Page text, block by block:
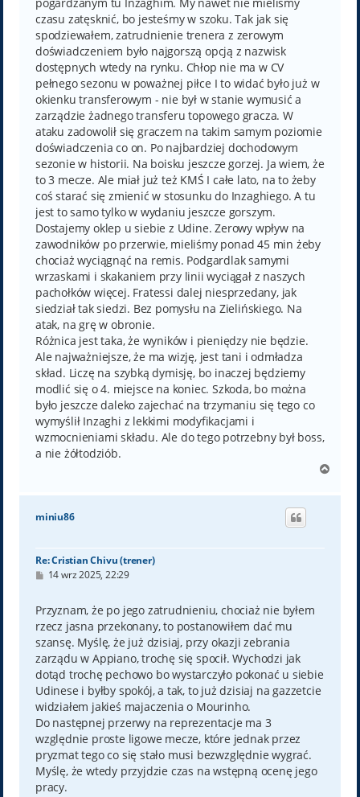
czasu zatęsknić, bo jesteśmy w szoku. Tak jak się
spodziewałem, zatrudnienie trenera z zerowym
doświadczeniem było najgorszą opcją z nazwisk
dostępnych wtedy na rynku. Chłop nie ma w CV
pełnego sezonu w poważnej piłce I to widać było już w
okienku transferowym - nie był w stanie wymusić a
zarządzie żadnego transferu topowego gracza. W
ataku zadowolił się graczem na takim samym poziomie
doświadczenia co on. Po najbardziej dochodowym
sezonie w historii. Na boisku jeszcze gorzej. Ja wiem, że
to 3 mecze. Ale miał już też KMŚ I całe lato, na to żeby
coś starać się zmienić w stosunku do Inzaghiego. A tu
jest to samo tylko w wydaniu jeszcze gorszym.
Dostajemy oklep u siebie z Udine. Zerowy wpływ na
zawodników po przerwie, mieliśmy ponad 45 min żeby
chociaż wyciągnąć na remis. Podgardlak samymi
wrzaskami i skakaniem przy linii wyciągał z naszych
pachołków więcej. Fratessi dalej niesprzedany, jak
siedział tak siedzi. Bez pomysłu na Zielińskiego. Na
atak, na grę w obronie.
Różnica jest taka, że wyników i pieniędzy nie będzie.
Ale najważniejsze, że ma wizję, jest tani i odmładza
skład. Liczę na szybką dymisję, bo inaczej będziemy
modlić się o 4. miejsce na koniec. Szkoda, bo można
było jeszcze daleko zajechać na trzymaniu się tego co
wymyślił Inzaghi z lekkimi modyfikacjami i
wzmocnieniami składu. Ale do tego potrzebny był boss,
a nie żółtodziób.
g
miniu86
Re: Cristian Chivu (trener)
P
t
14 wrz 2025, 22:29
Przyznam, że po jego zatrudnieniu, chociaż nie byłem
rzecz jasna przekonany, to postanowiłem dać mu
szansę. Myślę, że już dzisiaj, przy okazji zebrania
zarządu w Appiano, trochę się spocił. Wychodzi jak
dotąd trochę pechowo bo wystarczyło pokonać u siebie
Udinese i byłby spokój, a tak, to już dzisiaj na gazzetcie
widziałem jakieś majaczenia o Mourinho.
Do następnej przerwy na reprezentacje ma 3
względnie proste ligowe mecze, które jednak przez
pryzmat tego co się stało musi bezwzględnie wygrać.
Myślę, że wtedy przyjdzie czas na wstępną ocenę jego
pracy.